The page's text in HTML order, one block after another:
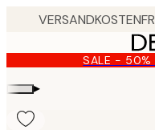
content.
SALE - 50%
▸